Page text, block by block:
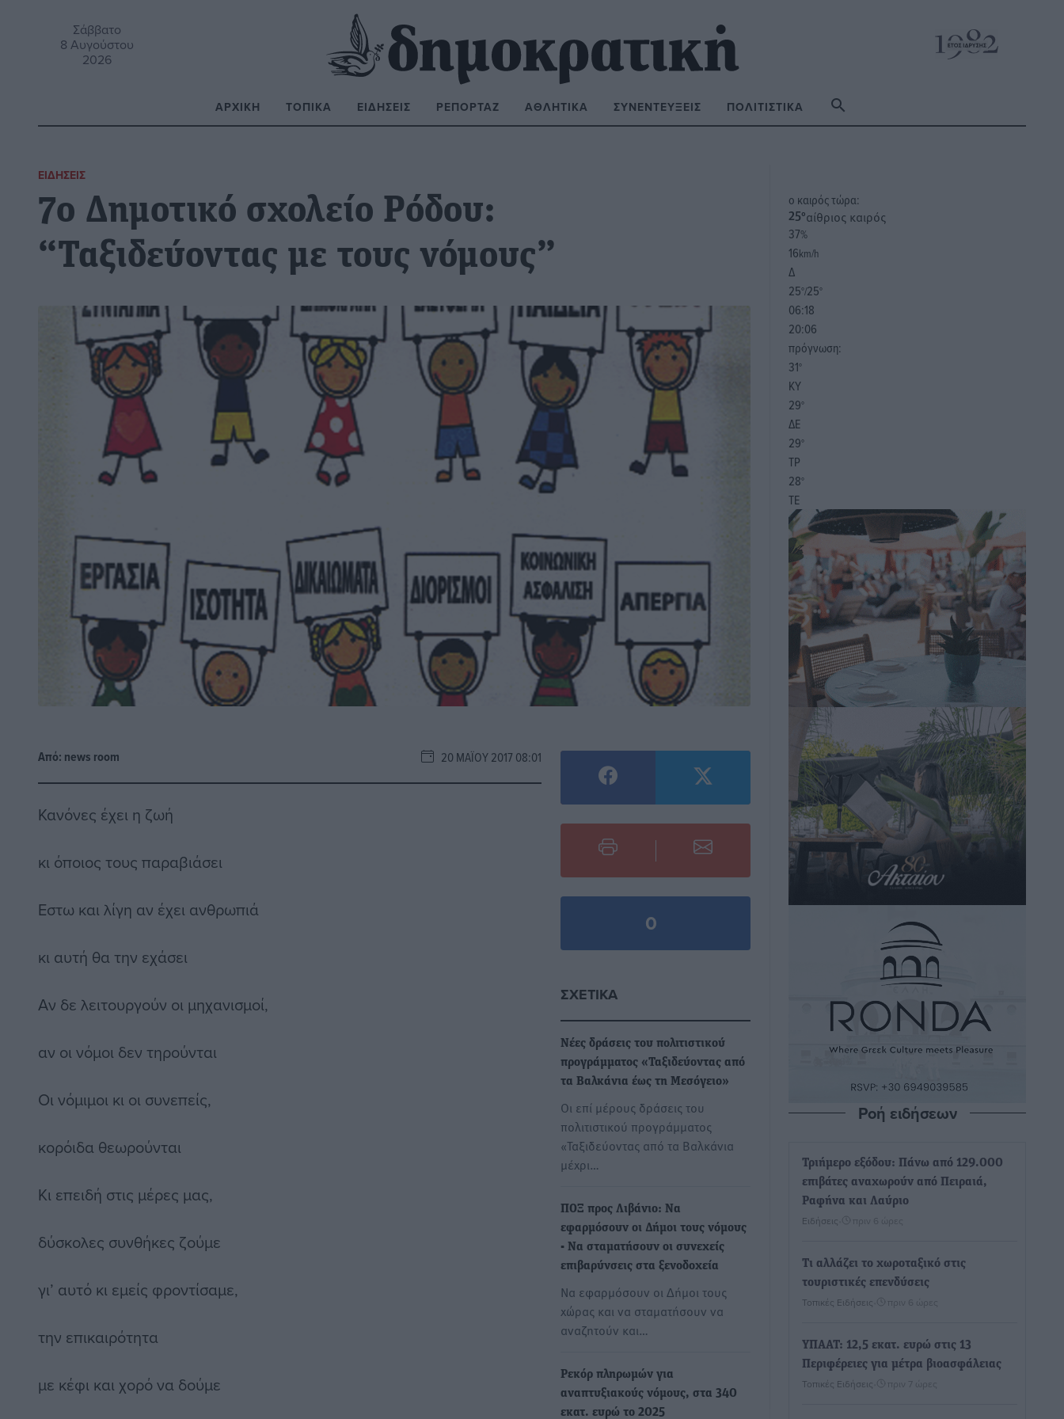
Σάββατο
8 Αυγούστου
2026
ΑΡΧΙΚΉ ΤΟΠΙΚΆ ΕΙΔΉΣΕΙΣ ΡΕΠΟΡΤΆΖ ΑΘΛΗΤΙΚΆ ΣΥΝΕΝΤΕΎΞΕΙΣ ΠΟΛΙΤΙΣΤΙΚΆ
ΕΙΔΉΣΕΙΣ
7ο Δημοτικό σχολείο Ρόδου:
“Ταξιδεύοντας με τους νόμους”
Από: news room 20 ΜΑΪ́ΟΥ 2017 08:01
Κανόνες έχει η ζωή
κι όποιος τους παραβιάσει
Εστω και λίγη αν έχει ανθρωπιά
κι αυτή θα την εχάσει
Αν δε λειτουργούν οι μηχανισμοί,
αν οι νόμοι δεν τηρούνται
Οι νόμιμοι κι οι συνεπείς,
κορόιδα θεωρούνται
Κι επειδή στις μέρες μας,
δύσκολες συνθήκες ζούμε
γι’ αυτό κι εμείς φροντίσαμε,
την επικαιρότητα
με κέφι και χορό να δούμε
0
ΣΧΕΤΙΚΆ
Νέες δράσεις του πολιτιστικού
προγράμματος «Ταξιδεύοντας από
τα Βαλκάνια έως τη Μεσόγειο»
Οι επί μέρους δράσεις του
πολιτιστικού προγράμματος
«Ταξιδεύοντας από τα Βαλκάνια
μέχρι…
ΠΟΞ προς Λιβάνιο: Να
εφαρμόσουν οι Δήμοι τους νόμους
- Να σταματήσουν οι συνεχείς
επιβαρύνσεις στα ξενοδοχεία
Να εφαρμόσουν οι Δήμοι τους
χώρας και να σταματήσουν να
αναζητούν και…
Ρεκόρ πληρωμών για
αναπτυξιακούς νόμους, στα 340
εκατ. ευρώ το 2025
o καιρός τώρα:
25°αίθριος καιρός
37%
16km/h
Δ
25°/25°
06:18
20:06
πρόγνωση:
31°
ΚΥ
29°
ΔΕ
29°
ΤΡ
28°
ΤΕ
Ροή ειδήσεων
Τριήμερο εξόδου: Πάνω από 129.000
επιβάτες αναχωρούν από Πειραιά,
Ραφήνα και Λαύριο
Ειδήσεις πριν 6 ώρες
Τι αλλάζει το χωροταξικό στις
τουριστικές επενδύσεις
Τοπικές Ειδήσεις πριν 6 ώρες
ΥΠΑΑΤ: 12,5 εκατ. ευρώ στις 13
Περιφέρειες για μέτρα βιοασφάλειας
Τοπικές Ειδήσεις πριν 7 ώρες